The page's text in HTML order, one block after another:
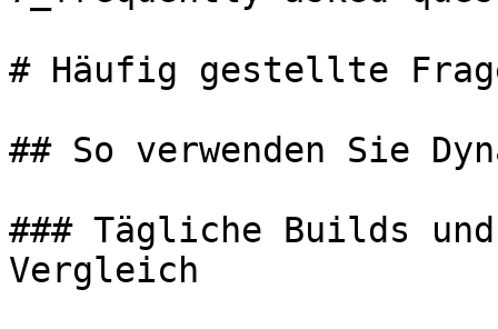
# Häufig gestellte
## So verwenden Sie
### Tägliche Builds
Vergleich